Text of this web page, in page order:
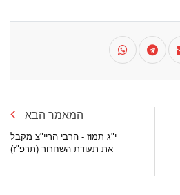
המאמר הבא
י"ג תמוז - הרבי הריי"צ מקבל
את תעודת השחרור (תרפ"ז)